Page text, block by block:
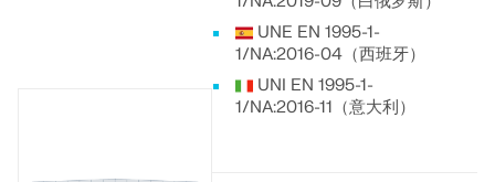
UNE EN 1995-1-
1/NA:2016-04（西班牙）
UNI EN 1995-1-
1/NA:2016-11（意大利）